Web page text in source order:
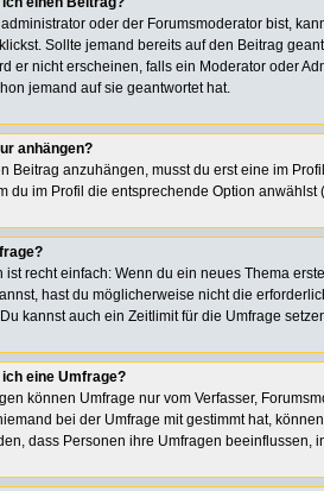
oder der Forumsmoderator bist,
Sollte jemand bereits auf den Beitrag
er nicht erscheinen, falls ein Moderator oder
jemand auf sie geantwortet hat.
anhängen?
Beitrag anzuhängen, musst du erst eine im
du im Profil die entsprechende Option
ist recht einfach: Wenn du ein neues Thema
hast du möglicherweise nicht die
kannst auch ein Zeitlimit für die Umfrage
eine Umfrage?
können Umfrage nur vom Verfasser,
bei der Umfrage mit gestimmt hat,
dass Personen ihre Umfragen beeinflussen,